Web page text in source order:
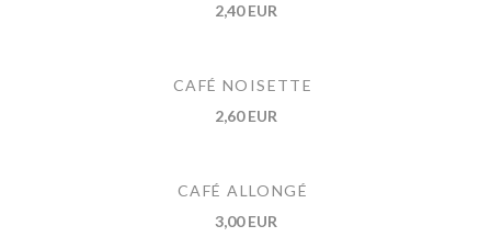
2,40 EUR
CAFÉ NOISETTE
2,60 EUR
CAFÉ ALLONGÉ
3,00 EUR